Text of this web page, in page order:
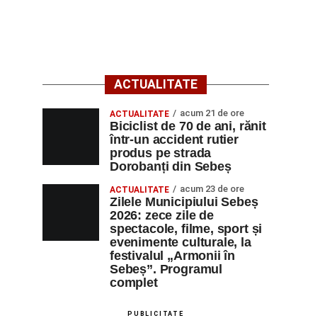
ACTUALITATE
ACTUALITATE acum 21 de ore
Biciclist de 70 de ani, rănit
într-un accident rutier
produs pe strada
Dorobanți din Sebeș
ACTUALITATE acum 23 de ore
Zilele Municipiului Sebeș
2026: zece zile de
spectacole, filme, sport și
evenimente culturale, la
festivalul „Armonii în
Sebeș”. Programul
complet
PUBLICITATE